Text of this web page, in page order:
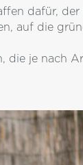
dafür,
auf die
je nach